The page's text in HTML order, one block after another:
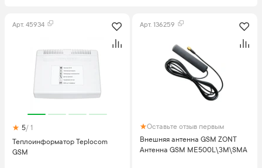
Арт. 45934
5/ 1
Теплоинформатор Teplocom
GSM
Арт. 136259
Оставьте отзыв первым
Внешняя антенна GSM ZONT
Антенна GSM ME500L\3M\SMA